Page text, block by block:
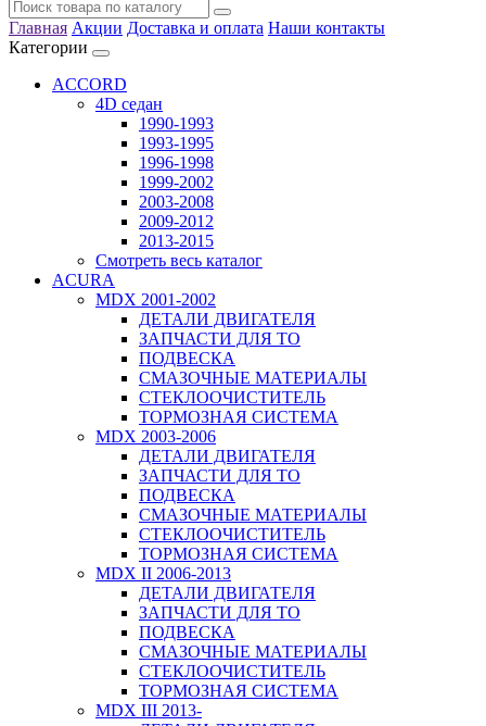
Главная Акции Доставка и оплата Наши контакты
Категории
ACCORD
4D седан
1990-1993
1993-1995
1996-1998
1999-2002
2003-2008
2009-2012
2013-2015
Смотреть весь каталог
ACURA
MDX 2001-2002
ДЕТАЛИ ДВИГАТЕЛЯ
ЗАПЧАСТИ ДЛЯ ТО
ПОДВЕСКА
СМАЗОЧНЫЕ МАТЕРИАЛЫ
СТЕКЛООЧИСТИТЕЛЬ
ТОРМОЗНАЯ СИСТЕМА
MDX 2003-2006
ДЕТАЛИ ДВИГАТЕЛЯ
ЗАПЧАСТИ ДЛЯ ТО
ПОДВЕСКА
СМАЗОЧНЫЕ МАТЕРИАЛЫ
СТЕКЛООЧИСТИТЕЛЬ
ТОРМОЗНАЯ СИСТЕМА
MDX II 2006-2013
ДЕТАЛИ ДВИГАТЕЛЯ
ЗАПЧАСТИ ДЛЯ ТО
ПОДВЕСКА
СМАЗОЧНЫЕ МАТЕРИАЛЫ
СТЕКЛООЧИСТИТЕЛЬ
ТОРМОЗНАЯ СИСТЕМА
MDX III 2013-